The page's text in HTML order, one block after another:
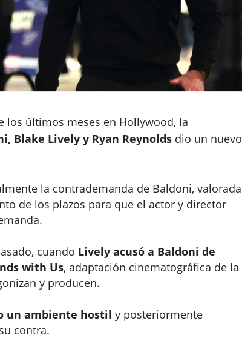
los últimos meses en Hollywood, la
Blake Lively y Ryan Reynolds dio un nuevo
la contrademanda de Baldoni, valorada
de los plazos para que el actor y director
cuando Lively acusó a Baldoni de
with Us, adaptación cinematográfica de la
y producen.
un ambiente hostil y posteriormente
contra.